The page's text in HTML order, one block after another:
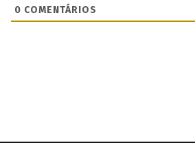
0 COMENTÁRIOS